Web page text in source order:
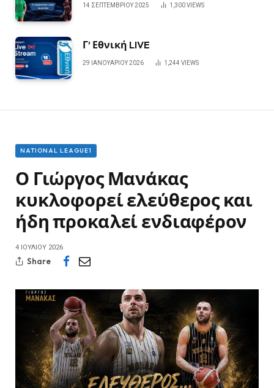
14 ΣΕΠΤΕΜΒΡΊΟΥ 2025 1,300VIEWS
Γ’ Εθνική LIVE
29 ΙΑΝΟΥΑΡΊΟΥ 2026 1,244 VIEWS
NATIONAL LEAGUE1
Ο Γιώργος Μανάκας
κυκλοφορεί ελεύθερος και
ήδη προκαλεί ενδιαφέρον
4 ΙΟΥΛΊΟΥ 2026
Share